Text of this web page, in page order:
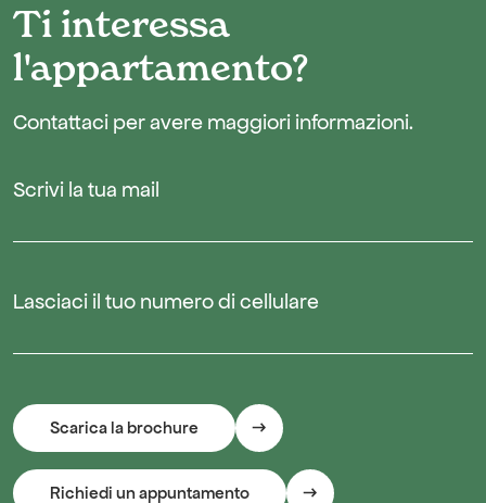
Ti interessa
l'appartamento?
Contattaci per avere maggiori informazioni.
Scrivi la tua mail
Lasciaci il tuo numero di cellulare